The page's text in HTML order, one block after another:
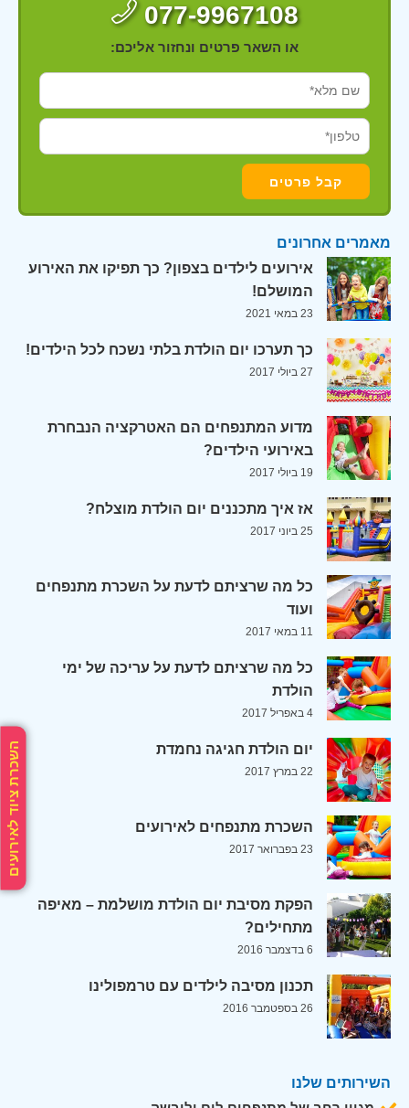
השכרת ציוד לאירועים
077-9967108
או השאר פרטים ונחזור אליכם:
מאמרים אחרונים
אירועים לילדים בצפון? כך תפיקו את האירוע
המושלם!
23 במאי 2021
כך תערכו יום הולדת בלתי נשכח לכל הילדים!
27 ביולי 2017
מדוע המתנפחים הם האטרקציה הנבחרת
באירועי הילדים?
19 ביולי 2017
אז איך מתכננים יום הולדת מוצלח?
25 ביוני 2017
כל מה שרציתם לדעת על השכרת מתנפחים
ועוד
11 במאי 2017
כל מה שרציתם לדעת על עריכה של ימי
הולדת
4 באפריל 2017
יום הולדת חגיגה נחמדת
22 במרץ 2017
השכרת מתנפחים לאירועים
23 בפברואר 2017
הפקת מסיבת יום הולדת מושלמת – מאיפה
מתחילים?
6 בדצמבר 2016
תכנון מסיבה לילדים עם טרמפולינו
26 בספטמבר 2016
השירותים שלנו